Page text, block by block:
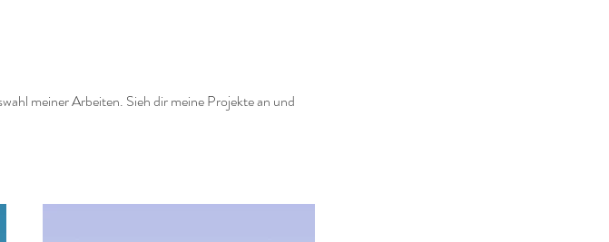
meiner Arbeiten. Sieh dir meine Projekte an und